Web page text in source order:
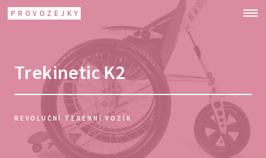
PROVOZEJKY
Trekinetic K2
REVOLUČNÍ TERÉNNÍ VOZÍK